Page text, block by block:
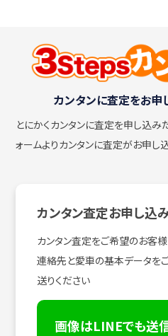
カンタンに査定をお申
とにかくカンタンに査定を申し込み
ォームよりカンタンに査定がお申し
カンタン査定お申し込
カンタン査定をご希望のお客
連絡先と愛車の基本データを
送りください
画像はLINEでも送